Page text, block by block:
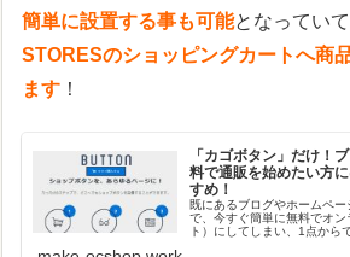
簡単に設置する事も可能となってい
STORESのショッピングカートへ商
ます ！
「カゴボタン」だけ！
料で通販を始めたい方
すめ！
既にあるブログやホームペ
で、今すぐ簡単に無料でオ
ト）にしてしまい、1点から